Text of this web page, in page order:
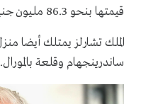
قيمتها بنحو 86.3 مليون جنيه إسترليني
الملك تشارلز يمتلك أيضا
ساندرينجهام وقلعة بالمورال.